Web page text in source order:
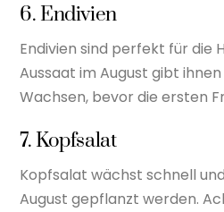
6. Endivien
Endivien sind perfekt für die
Aussaat im August gibt
Wachsen, bevor die ersten
7. Kopfsalat
Kopfsalat wächst schnell
August gepflanzt werden.